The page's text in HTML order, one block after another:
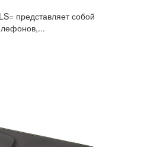
представляет собой